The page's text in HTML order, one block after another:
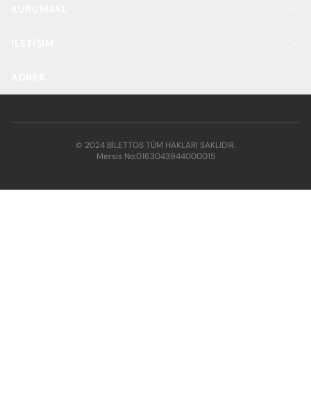
© 2024 BİLETTOS TÜM HAKLARI SAKLIDIR.
Mersis No:0163043944000015